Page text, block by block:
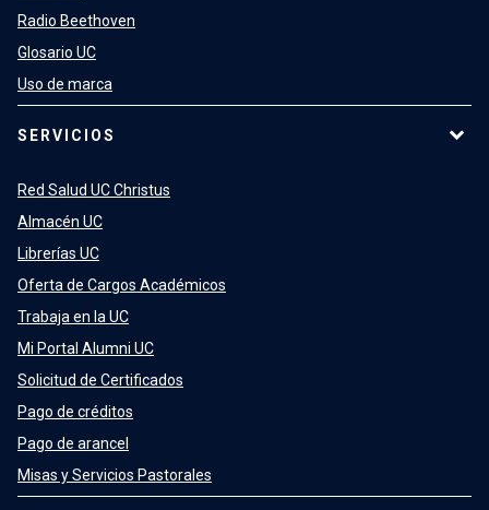
Radio Beethoven
Glosario UC
Uso de marca
SERVICIOS
Red Salud UC Christus
Almacén UC
Librerías UC
Oferta de Cargos Académicos
Trabaja en la UC
Mi Portal Alumni UC
Solicitud de Certificados
Pago de créditos
Pago de arancel
Misas y Servicios Pastorales